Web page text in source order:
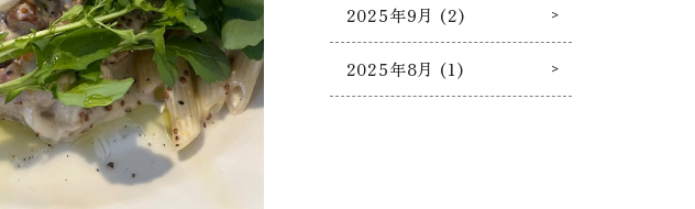
2025年9月 (2)
2025年8月 (1)